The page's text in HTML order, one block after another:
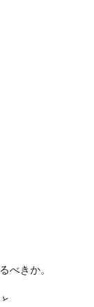
別懇談／次世
べきか。